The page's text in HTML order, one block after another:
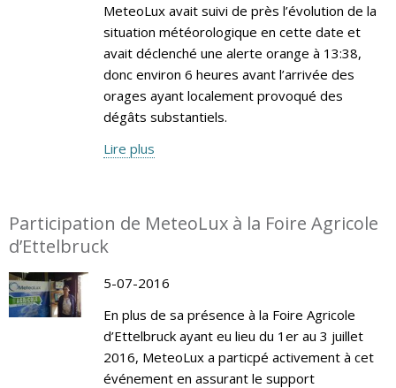
MeteoLux avait suivi de près l’évolution de la
situation météorologique en cette date et
avait déclenché une alerte orange à 13:38,
donc environ 6 heures avant l’arrivée des
orages ayant localement provoqué des
dégâts substantiels.
Lire plus
Participation de MeteoLux à la Foire Agricole
d’Ettelbruck
5-07-2016
En plus de sa présence à la Foire Agricole
d’Ettelbruck ayant eu lieu du 1er au 3 juillet
2016, MeteoLux a particpé activement à cet
événement en assurant le support